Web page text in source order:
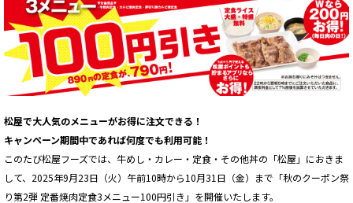
松屋で大人気のメニューがお得に注文できる！
キャンペーン期間中であれば何度でも利用可能！
このたび松屋フーズでは、牛めし・カレー・定食・その他丼の「松屋」におきま
して、2025年9月23日（火）午前10時から10月31日（金）まで「秋のクーポン祭
り第2弾 定番焼肉定食3メニュー100円引き」を開催いたします。